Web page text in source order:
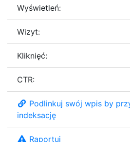
Wyświetleń:
Wizyt:
Kliknięć:
CTR:
Podlinkuj swój wpis by
indeksację
Raportuj